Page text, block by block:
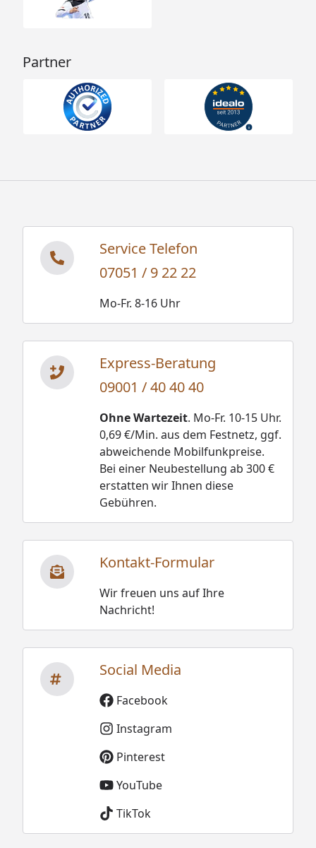
Partner
Service Telefon
07051 / 9 22 22
Mo-Fr. 8-16 Uhr
Express-Beratung
09001 / 40 40 40
Ohne Wartezeit. Mo-Fr. 10-15 Uhr.
0,69 €/Min. aus dem Festnetz, ggf.
abweichende Mobilfunkpreise.
Bei einer Neubestellung ab 300 €
erstatten wir Ihnen diese
Gebühren.
Kontakt-Formular
Wir freuen uns auf Ihre
Nachricht!
Social Media
Facebook
Instagram
Pinterest
YouTube
TikTok